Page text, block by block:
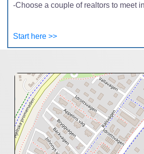
-Choose a couple of realtors to meet
Start here >>